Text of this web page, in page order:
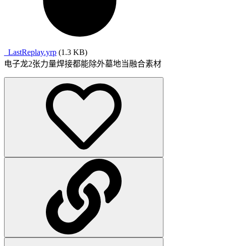
_LastReplay.yrp (1.3 KB)
电子龙2张力量焊接都能除外墓地当融合素材